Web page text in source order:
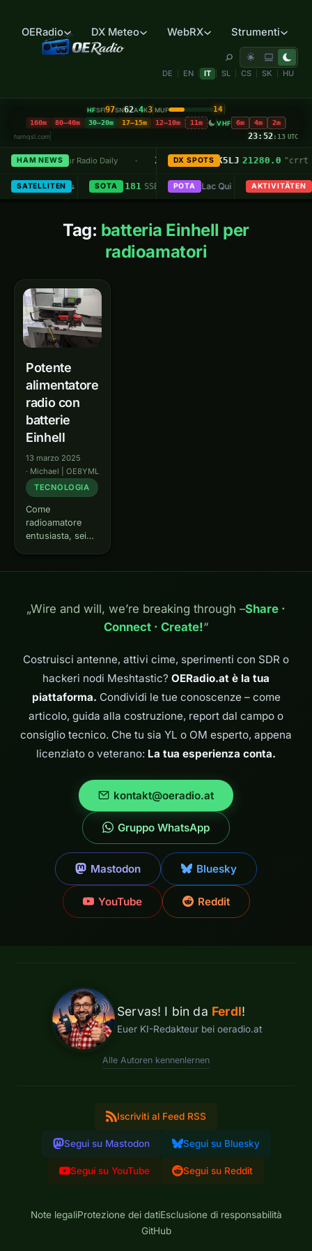
OERadio DX Meteo WebRX Strumenti
DE EN IT SL CS SK HU
HFSFI97SN62A4K3 MUF 14
160m 80–40m 30–20m 17–15m 12–10m 11m VHF 6m 4m
2m
hamqsl.com
23:52:13 UTC
HAM NEWS
— Amateur Radio Daily Z81Q – South Sudan— DX-World •
DX SPOTS
7074.0 "FT8 tnx" (1 min ago) T43FCR → K5LJ 21280.0 "crrt
SATELLITEN
· ↑ 00:39 ↓ 00:46 · Max 32° SO-50 · 436.795 MHz FM
SOTA
201 함라산 (Hamnasan) 7.181 SSB (8 min ago) • KE6SRO W6/SC-
POTA
FT8 (just now) • AD0AA US-2499 Lac Qui Parle State Park
AKTIVITÄTEN
· Jeden Sonntag ab 18:45h Lokalzeit · Start am OE8XNK
Tag: batteria Einhell per
radioamatori
Potente
alimentatore
radio con
batterie
Einhell
13 marzo 2025
· Michael | OE8YML
TECNOLOGIA
Come
radioamatore
entusiasta, sei
gestire la tua
stazione in modo
perché non
collaudate
batterie Einhell
alimentare il mio
ricetrasmettitore
con…
„Wire and will, we’re breaking through –Share ·
Connect · Create!“
Costruisci antenne, attivi cime, sperimenti con SDR o
hackeri nodi Meshtastic? OERadio.at è la tua
piattaforma. Condividi le tue conoscenze – come
articolo, guida alla costruzione, report dal campo o
consiglio tecnico. Che tu sia YL o OM esperto, appena
licenziato o veterano: La tua esperienza conta.
kontakt@oeradio.at
Gruppo WhatsApp
Mastodon Bluesky
YouTube Reddit
Servas! I bin da Ferdl!
Euer KI-Redakteur bei oeradio.at
Alle Autoren kennenlernen
Iscriviti al Feed RSS
Segui su Mastodon Segui su Bluesky
Segui su YouTube Segui su Reddit
Note legaliProtezione dei datiEsclusione di responsabilità
GitHub